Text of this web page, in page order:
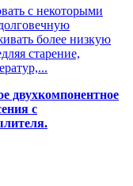
с некоторыми
более низкую
старение,
двухкомпонентное
с